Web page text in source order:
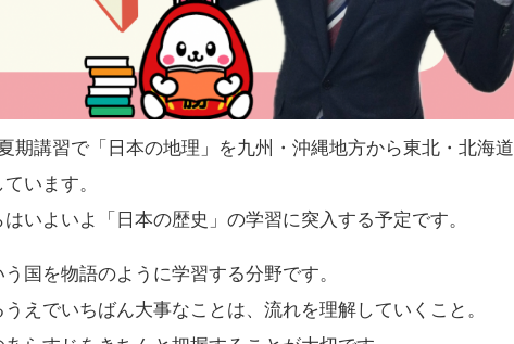
期講習で「日本の地理」を九州・沖縄地方から東北・北海道
います。
いよいよ「日本の歴史」の学習に突入する予定です。
国を物語のように学習する分野です。
えでいちばん大事なことは、流れを理解していくこと。